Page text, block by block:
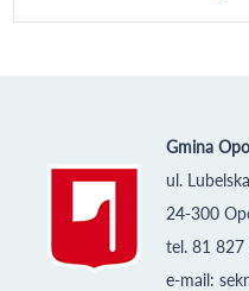
Gmina
ul.
24-300
tel. 81
e-mail: